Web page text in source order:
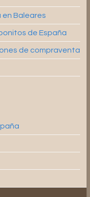
en Baleares
de España
de compraventa